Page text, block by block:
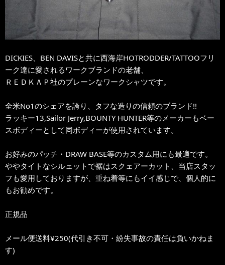
DICKIES、BEN DAVISと共に西海岸HOTRODDER/TATTOOフリ
ーク達に愛されるワークブランドの老舗、
ＲＥＤＫＡＰ社のプレーンなワークシャツです。
全米No1のシェアを誇り、タフな造りの信頼のブランド!!
ラッキー13,Sailor Jerry,BOUNTY HUNTER等のメーカーもベー
スボディーとして同ボディーが使用されています。
お好みのパッチ・DRAW BASE等のカスタム用にも最適です。
ややタイトなシルェットで裾はスクェアーカット、当店スタッ
フも愛用しておりますが、重ね着等にもイイ感じで、個人的に
もお勧めです。
正規品
メール便送料¥250(代引き不可・紛失事故の責任は負いかねま
す)